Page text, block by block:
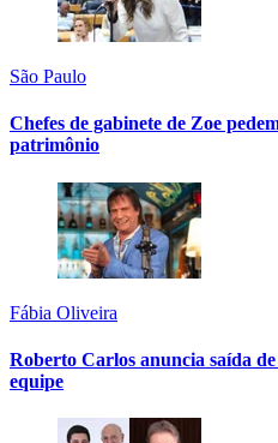
São Paulo
Chefes de gabinete de Zoe
patrimônio
Fábia Oliveira
Roberto Carlos anuncia saída
equipe